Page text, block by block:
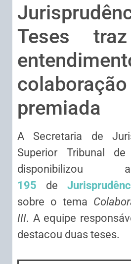
Teses
colaboração
premiada
​A Secretaria de
Superior Tribunal
195 de
sobre o tema
III. A equipe
destacou duas teses.